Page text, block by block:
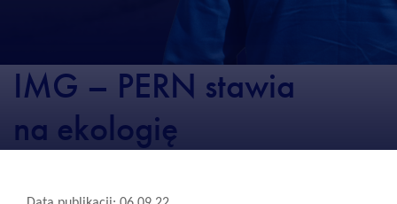
IMG – PERN stawia
na ekologię